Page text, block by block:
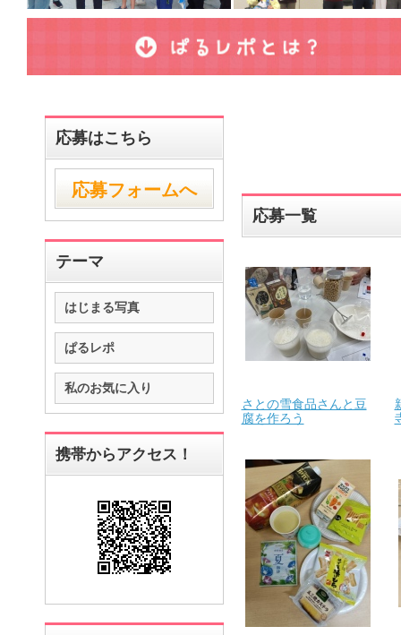
応募はこちら
応募フォームへ
テーマ
はじまる写真
ぱるレポ
私のお気に入り
携帯からアクセス！
応募一覧
さとの雪食品さんと豆
腐を作ろう